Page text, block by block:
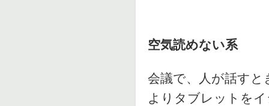
空気読めない系
会議で、人が話す
よりタブレットを